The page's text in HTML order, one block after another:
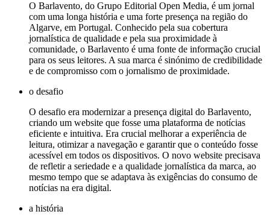
O Barlavento, do Grupo Editorial Open Media, é um jornal
com uma longa história e uma forte presença na região do
Algarve, em Portugal. Conhecido pela sua cobertura
jornalística de qualidade e pela sua proximidade à
comunidade, o Barlavento é uma fonte de informação crucial
para os seus leitores. A sua marca é sinónimo de credibilidade
e de compromisso com o jornalismo de proximidade.
o desafio
O desafio era modernizar a presença digital do Barlavento,
criando um website que fosse uma plataforma de notícias
eficiente e intuitiva. Era crucial melhorar a experiência de
leitura, otimizar a navegação e garantir que o conteúdo fosse
acessível em todos os dispositivos. O novo website precisava
de refletir a seriedade e a qualidade jornalística da marca, ao
mesmo tempo que se adaptava às exigências do consumo de
notícias na era digital.
a história